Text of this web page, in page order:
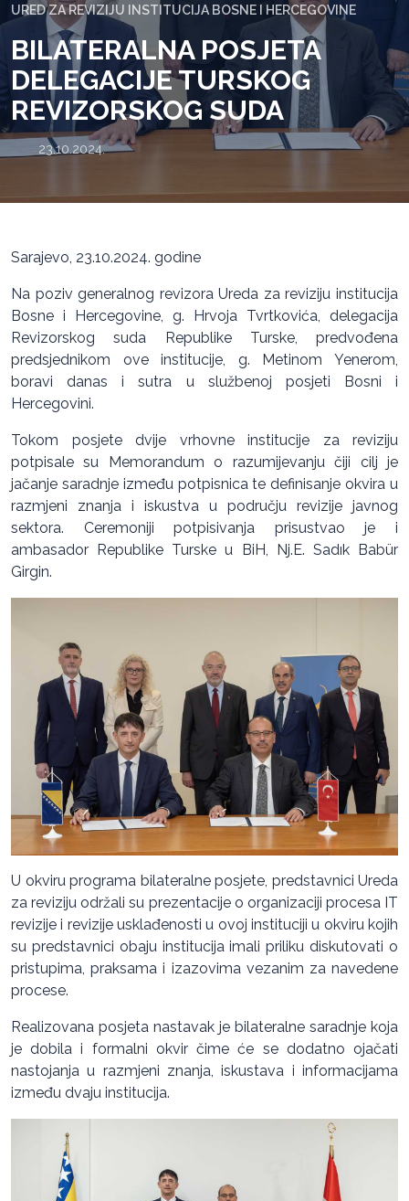
URED ZA REVIZIJU INSTITUCIJA BOSNE I HERCEGOVINE
BILATERALNA POSJETA
DELEGACIJE TURSKOG
REVIZORSKOG SUDA
23.10.2024.
Sarajevo, 23.10.2024. godine
Na poziv generalnog revizora Ureda za reviziju institucija
Bosne i Hercegovine, g. Hrvoja Tvrtkovića, delegacija
Revizorskog suda Republike Turske, predvođena
predsjednikom ove institucije, g. Metinom Yenerom,
boravi danas i sutra u službenoj posjeti Bosni i
Hercegovini.
Tokom posjete dvije vrhovne institucije za reviziju
potpisale su Memorandum o razumijevanju čiji cilj je
jačanje saradnje između potpisnica te definisanje okvira u
razmjeni znanja i iskustva u području revizije javnog
sektora. Ceremoniji potpisivanja prisustvao je i
ambasador Republike Turske u BiH, Nj.E. Sadık Babür
Girgin.
U okviru programa bilateralne posjete, predstavnici Ureda
za reviziju održali su prezentacije o organizaciji procesa IT
revizije i revizije usklađenosti u ovoj instituciji u okviru kojih
su predstavnici obaju institucija imali priliku diskutovati o
pristupima, praksama i izazovima vezanim za navedene
procese.
Realizovana posjeta nastavak je bilateralne saradnje koja
je dobila i formalni okvir čime će se dodatno ojačati
nastojanja u razmjeni znanja, iskustava i informacijama
između dvaju institucija.